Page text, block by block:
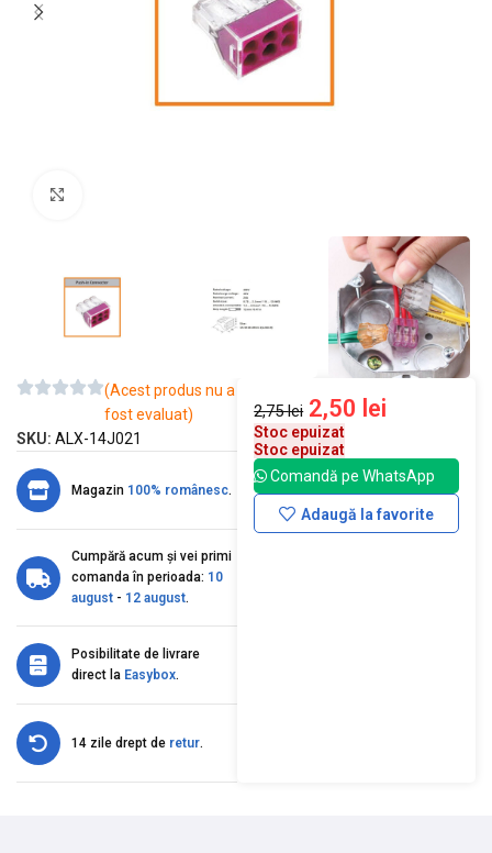
(Acest produs nu a
fost evaluat)
SKU: ALX-14J021
Magazin 100% românesc.
Cumpără acum și vei primi
comanda în perioada: 10
august - 12 august.
Posibilitate de livrare
direct la Easybox.
14 zile drept de retur.
2,75lei 2,50 lei
Stoc epuizat
Stoc epuizat
Comandă pe WhatsApp
Adaugă la favorite